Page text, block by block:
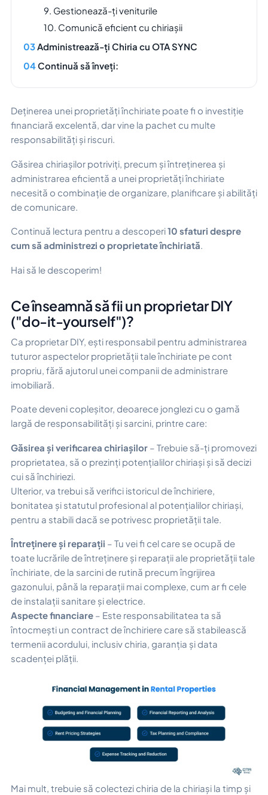
9. Gestionează-ți veniturile
10. Comunică eficient cu chiriașii
Administrează-ți Chiria cu OTA SYNC
Continuă să înveți:
Deținerea unei proprietăți închiriate poate fi o investiție
financiară excelentă, dar vine la pachet cu multe
responsabilități și riscuri.
Găsirea chiriașilor potriviți, precum și întreținerea și
administrarea eficientă a unei proprietăți închiriate
necesită o combinație de organizare, planificare și abilități
de comunicare.
Continuă lectura pentru a descoperi10 sfaturi despre
cum să administrezi o proprietate închiriată.
Hai să le descoperim!
Ce înseamnă să fii un proprietar DIY
("do-it-yourself")?
Ca proprietar DIY, ești responsabil pentru administrarea
tuturor aspectelor proprietății tale închiriate pe cont
propriu, fără ajutorul unei companii de administrare
imobiliară.
Poate deveni copleșitor, deoarece jonglezi cu o gamă
largă de responsabilități și sarcini, printre care:
Găsirea și verificarea chiriașilor – Trebuie să-ți promovezi
proprietatea, să o prezinți potențialilor chiriași și să decizi
cui să închiriezi.
Ulterior, va trebui să verifici istoricul de închiriere,
bonitatea și statutul profesional al potențialilor chiriași,
pentru a stabili dacă se potrivesc proprietății tale.
Întreținere și reparații – Tu vei fi cel care se ocupă de
toate lucrările de întreținere și reparații ale proprietății tale
închiriate, de la sarcini de rutină precum îngrijirea
gazonului, până la reparații mai complexe, cum ar fi cele
de instalații sanitare și electrice.
Aspecte financiare – Este responsabilitatea ta să
întocmești un contract de închiriere care să stabilească
termenii acordului, inclusiv chiria, garanția și data
scadenței plății.
Mai mult, trebuie să colectezi chiria de la chiriași la timp și